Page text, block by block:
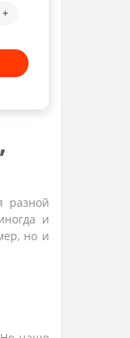
+
разной
и
но и